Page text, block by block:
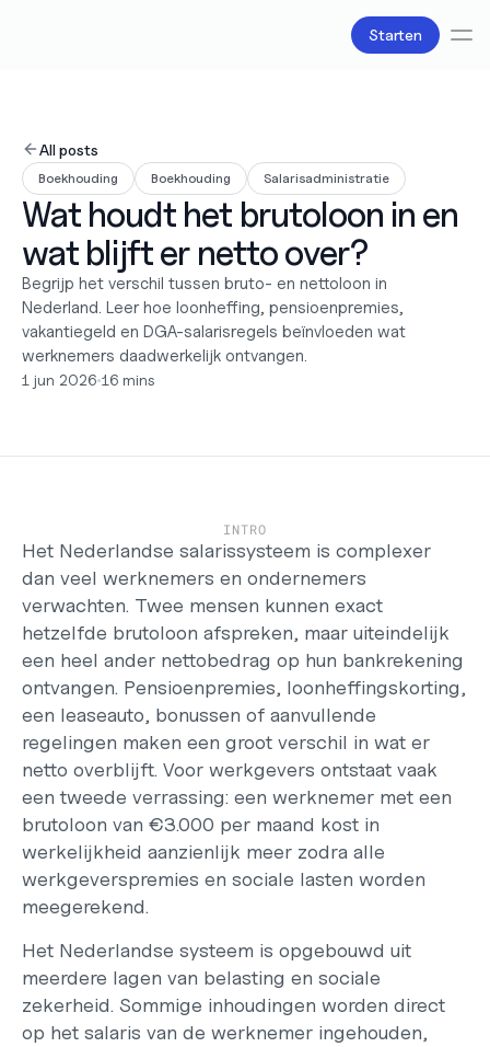
Starten
Salarisadministratie
Belastingzaken
Producten
Bv oprichten
Zakelijke accounts en bankpassen
Facturatie
Over ons
Liefde
Pricing
Pricing plans
Pricing calculator
Partners
Helpcentrum
Changelog
Select Language
Dutch
Inloggen
Starten
All posts
Boekhouding Boekhouding Salarisadministratie
Wat houdt het brutoloon in en
wat blijft er netto over?
Begrijp het verschil tussen bruto- en nettoloon in
Nederland. Leer hoe loonheffing, pensioenpremies,
vakantiegeld en DGA-salarisregels beïnvloeden wat
werknemers daadwerkelijk ontvangen.
1 jun 2026•16 mins
INTRO
Het Nederlandse salarissysteem is complexer
dan veel werknemers en ondernemers
verwachten. Twee mensen kunnen exact
hetzelfde brutoloon afspreken, maar uiteindelijk
een heel ander nettobedrag op hun bankrekening
ontvangen. Pensioenpremies, loonheffingskorting,
een leaseauto, bonussen of aanvullende
regelingen maken een groot verschil in wat er
netto overblijft. Voor werkgevers ontstaat vaak
een tweede verrassing: een werknemer met een
brutoloon van €3.000 per maand kost in
werkelijkheid aanzienlijk meer zodra alle
werkgeverspremies en sociale lasten worden
meegerekend.
Het Nederlandse systeem is opgebouwd uit
meerdere lagen van belasting en sociale
zekerheid. Sommige inhoudingen worden direct
op het salaris van de werknemer ingehouden,